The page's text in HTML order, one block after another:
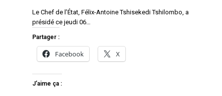
Le Chef de l’État, Félix-Antoine Tshisekedi Tshilombo, a
présidé ce jeudi 06…
Partager :
Facebook X
J’aime ça :